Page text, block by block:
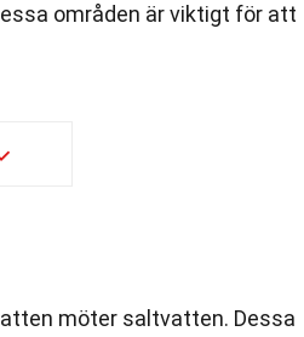
områden är viktigt för att
möter saltvatten. Dessa